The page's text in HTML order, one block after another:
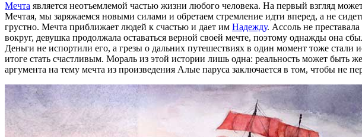
Мечта является неотъемлемой частью жизни любого человека. На первый взгляд
Мечтая, мы заряжаемся новыми силами и обретаем стремление идти вперед, а не
грустно. Мечта приближает людей к счастью и дает им Надежду. Ассоль не
вокруг, девушка продолжала оставаться верной своей мечте, поэтому однажды она
Деньги не испортили его, а грезы о дальних путешествиях в один момент тоже
итоге стать счастливым. Мораль из этой истории лишь одна: реальность может быть
аргумента на тему мечта из произведения Алые паруса заключается в том, чтобы не